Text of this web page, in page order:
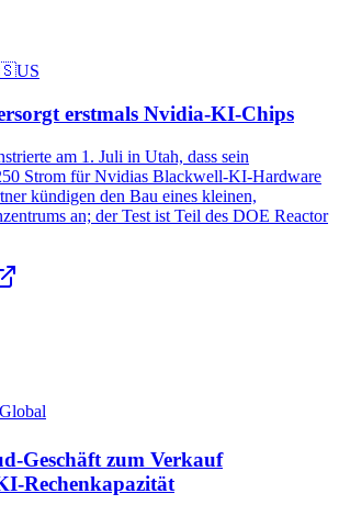
US
erstmals Nvidia-KI-Chips
am 1. Juli in Utah, dass sein
Strom für Nvidias Blackwell-KI‑Hardware
kündigen den Bau eines kleinen,
an; der Test ist Teil des DOE Reactor
Global
Geschäft zum Verkauf
Rechenkapazität